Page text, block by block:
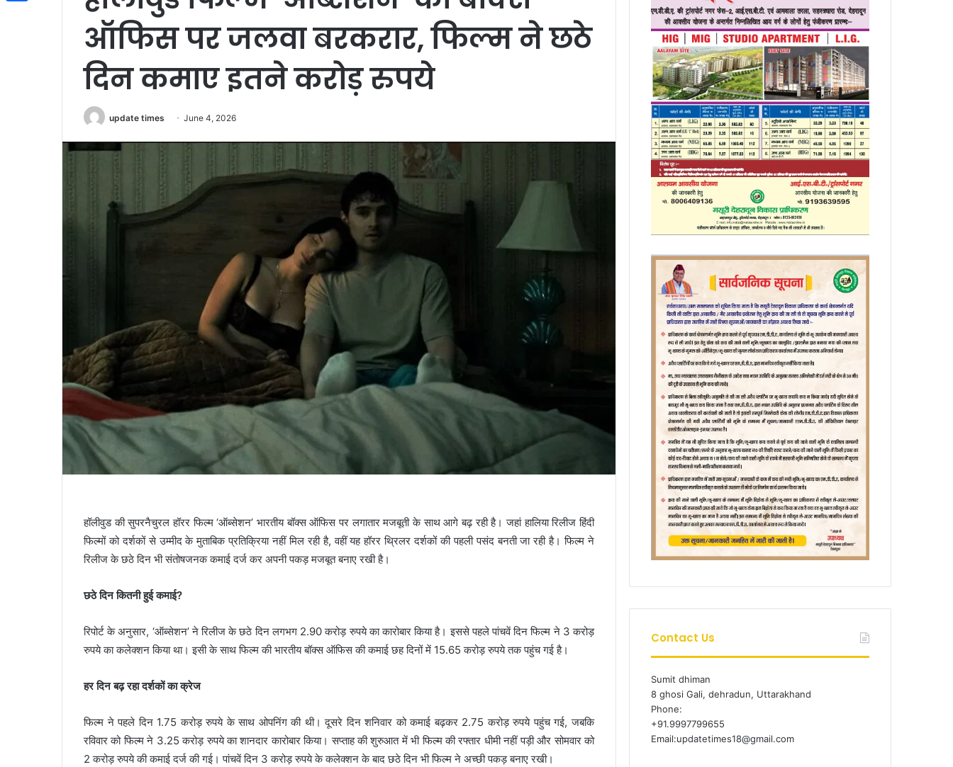
ऑफिस पर जलवा बरकरार, फिल्म ने छठे
दिन कमाए इतने करोड़ रुपये
update times June 4, 2026
हॉलीवुड की सुपरनैचुरल हॉरर फिल्म ‘ऑब्सेशन’ भारतीय बॉक्स ऑफिस पर लगातार मजबूती के साथ आगे बढ़ रही है। जहां हालिया रिलीज हिंदी
फिल्मों को दर्शकों से उम्मीद के मुताबिक प्रतिक्रिया नहीं मिल रही है, वहीं यह हॉरर थ्रिलर दर्शकों की पहली पसंद बनती जा रही है। फिल्म ने
रिलीज के छठे दिन भी संतोषजनक कमाई दर्ज कर अपनी पकड़ मजबूत बनाए रखी है।
छठे दिन कितनी हुई कमाई?
रिपोर्ट के अनुसार, ‘ऑब्सेशन’ ने रिलीज के छठे दिन लगभग 2.90 करोड़ रुपये का कारोबार किया है। इससे पहले पांचवें दिन फिल्म ने 3 करोड़
रुपये का कलेक्शन किया था। इसी के साथ फिल्म की भारतीय बॉक्स ऑफिस की कमाई छह दिनों में 15.65 करोड़ रुपये तक पहुंच गई है।
हर दिन बढ़ रहा दर्शकों का क्रेज
फिल्म ने पहले दिन 1.75 करोड़ रुपये के साथ ओपनिंग की थी। दूसरे दिन शनिवार को कमाई बढ़कर 2.75 करोड़ रुपये पहुंच गई, जबकि
रविवार को फिल्म ने 3.25 करोड़ रुपये का शानदार कारोबार किया। सप्ताह की शुरुआत में भी फिल्म की रफ्तार धीमी नहीं पड़ी और सोमवार को
2 करोड़ रुपये की कमाई दर्ज की गई। पांचवें दिन 3 करोड़ रुपये के कलेक्शन के बाद छठे दिन भी फिल्म ने अच्छी पकड़ बनाए रखी।
Contact Us
Sumit dhiman
8 ghosi Gali, dehradun, Uttarakhand
Phone:
+91.9997799655
Email:updatetimes18@gmail.com